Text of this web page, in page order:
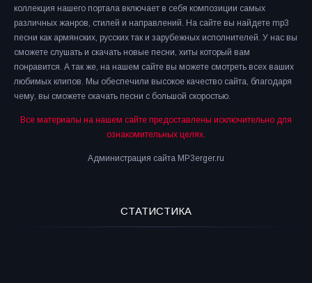
коллекция нашего портала включает в себя композиции самых
различных жанров, стилей и направлений. На сайте вы найдете mp3
песни как армянских, русских так и зарубежных исполнителей. У нас вы
сможете слушать и скачать новые песни, хиты который вам
понравится. А так же, на нашем сайте вы можете смотреть всех ваших
любимых клипов. Мы обеспечили высокое качество сайта, благодаря
чему, вы сможете скачать песни с большой скоростью.
Все материалы на нашем сайте предоставлены исключительно для
ознакомительных целях.
Администрация сайта MP3erger.ru
СТАТИСТИКА